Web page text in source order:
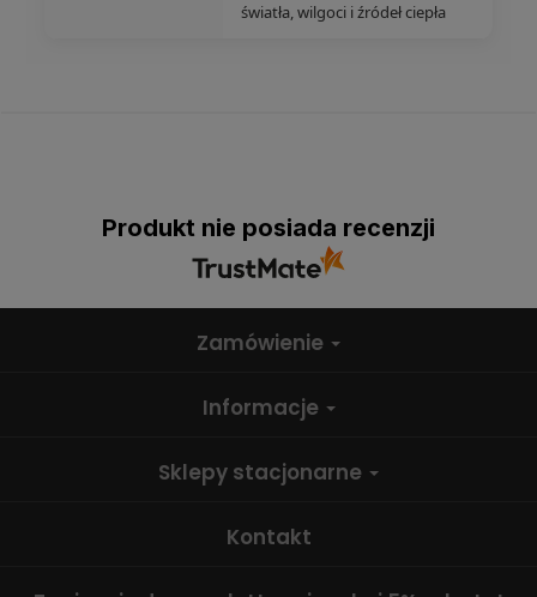
światła, wilgoci i źródeł ciepła
Produkt nie posiada recenzji
Zamówienie
Informacje
Sklepy stacjonarne
Kontakt